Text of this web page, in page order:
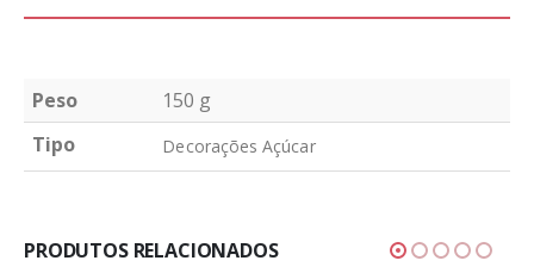
Peso
150 g
Tipo
Decorações Açúcar
PRODUTOS RELACIONADOS